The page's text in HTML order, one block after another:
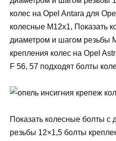
колес на Opel Antara для
колесные М12х1, Показать
диаметром и шагом резьбы
крепления колес на Opel
F 56, 57 подходят болты
Показать колесные болты с
резьбы 12×1,5 болты